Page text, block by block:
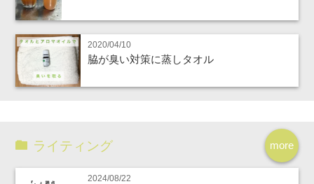
2020/04/10
脇が臭い対策に蒸しタオル
more
ライティング
2024/08/22